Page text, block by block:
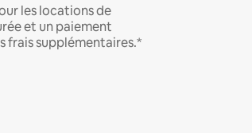
les locations de
et un paiement
frais supplémentaires.*